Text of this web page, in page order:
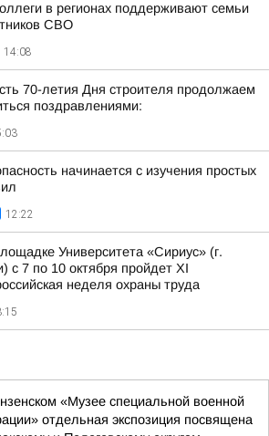
в регионах поддерживают семьи
СВО
14:08
70-летия Дня строителя продолжаем
поздравлениями:
начинается с изучения простых
12:22
Университета «Сириус» (г.
с 7 по 10 октября пройдет XI
неделя охраны труда
«Музее специальной военной
отдельная экспозиция посвящена